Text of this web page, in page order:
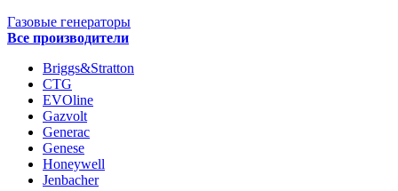
Газовые генераторы
Все производители
Briggs&Stratton
CTG
EVOline
Gazvolt
Generac
Genese
Honeywell
Jenbacher